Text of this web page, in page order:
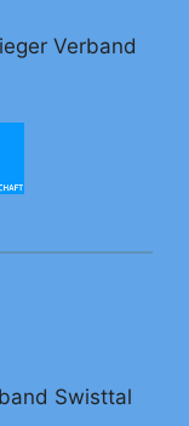
Verband
Swisttal